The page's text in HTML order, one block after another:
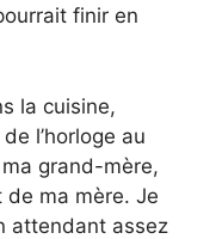
finir en
la cuisine,
l’horloge au
grand-mère,
de ma mère. Je
attendant assez